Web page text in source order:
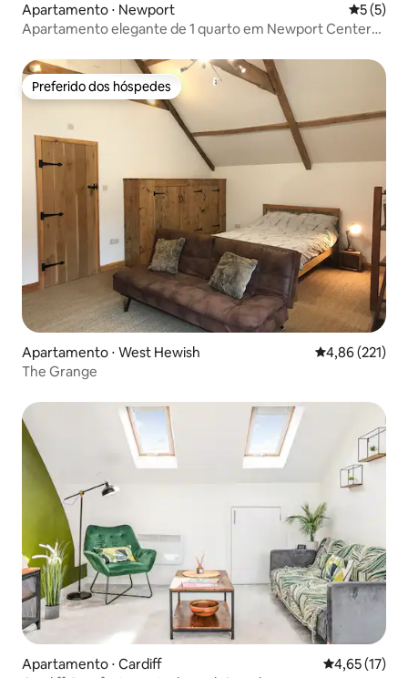
Apartamento ⋅ Newport 5 de
5 (5)
Apartamento elegante de 1 quarto em Newport Center
Preferido dos hóspedes
Preferido dos hóspedes
Apartamento ⋅ West Hewish 4,86 de uma
4,86 (221)
The Grange
Apartamento ⋅ Cardiff 4,65 de uma
4,65 (17)